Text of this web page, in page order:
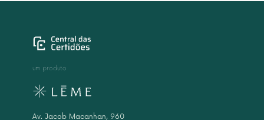
um produto
Av. Jacob Macanhan, 960